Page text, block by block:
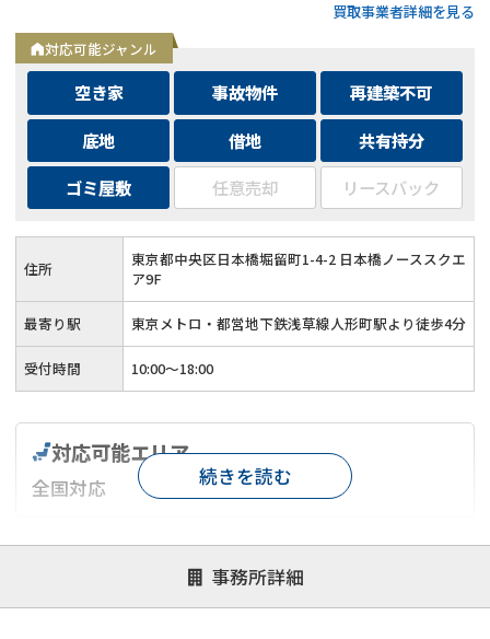
買取事業者詳細を見る
対応可能ジャンル
空き家 事故物件
再建築不可
底地
借地
共有持分
ゴミ屋敷
任意売却 リースバック
住所
東京都中央区日本橋堀留町1-4-2 日本橋ノーススクエ
ア9F
最寄り駅 東京メトロ・都営地下鉄浅草線人形町駅より徒歩4分
受付時間 10:00～18:00
事務所詳細
対応可能エリア
全国対応
対応が親身 オンライン面談可能
レスポンスが早い
1億円以上の買取可
続きを読む